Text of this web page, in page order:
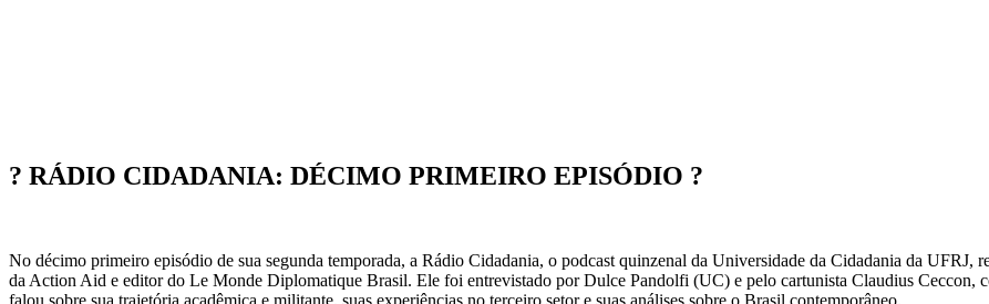
? RÁDIO CIDADANIA: DÉCIMO PRIMEIRO EPISÓDIO ?
No décimo primeiro episódio de sua segunda temporada, a Rádio Cidadania, o podcast quinzenal da Universidade da Cidadania da
da Action Aid e editor do Le Monde Diplomatique Brasil. Ele foi entrevistado por Dulce Pandolfi (UC) e pelo cartunista Claudius Ceccon,